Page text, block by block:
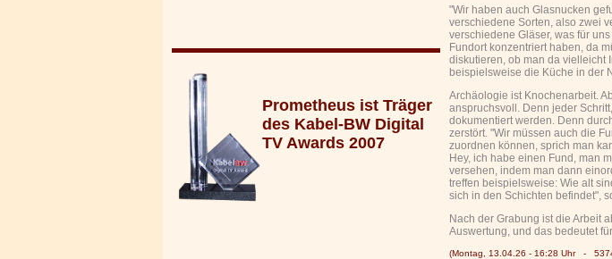
Prometheus ist Träger
des Kabel-BW Digital
TV Awards 2007
"Wir haben auch Glasnucken
verschiedene Sorten, also zwei
verschiedene Gläser, was für
Fundort konzentriert haben, da
diskutieren, ob man da vielleicht
beispielsweise die Küche in der
Archäologie ist Knochenarbeit.
anspruchsvoll. Denn jeder
dokumentiert werden. Denn
zerstört. "Wir müssen auch die
zuordnen können, sprich man
Hey, ich habe einen Fund, man
versehen, indem man dann
treffen beispielsweise: Wie alt
sich in den Schichten befindet",
Nach der Grabung ist die Arbeit
Auswertung, und das bedeutet
(Montag, 13.04.26 - 16:28 Uhr -